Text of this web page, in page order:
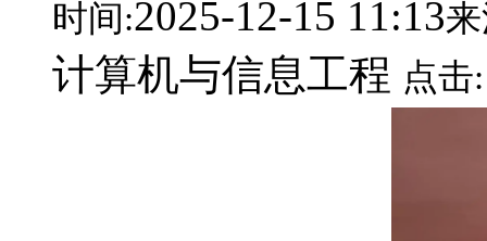
时间:2025-12-15 11:13
计算机与信息工程 点击: